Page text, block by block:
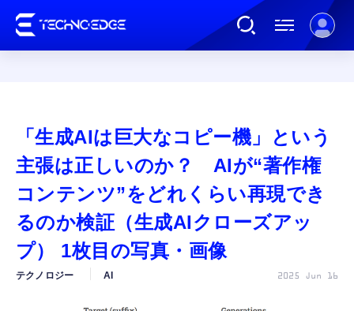
AI
ガジェット
ゲーム
「生成AIは巨大なコピー機」という
主張は正しいのか？ AIが“著作権
コンテンツ”をどれくらい再現でき
るのか検証（生成AIクローズアッ
プ） 1枚目の写真・画像
テクノロジー AI 2025 Jun 16